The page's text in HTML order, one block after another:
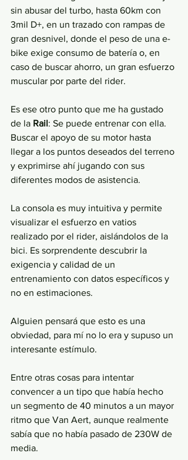
sin abusar del turbo, hasta 60km con
3mil D+, en un trazado con rampas de
gran desnivel, donde el peso de una e-
bike exige consumo de batería o, en
caso de buscar ahorro, un gran esfuerzo
muscular por parte del rider.
Es ese otro punto que me ha gustado
de la Rail: Se puede entrenar con ella.
Buscar el apoyo de su motor hasta
llegar a los puntos deseados del terreno
y exprimirse ahí jugando con sus
diferentes modos de asistencia.
La consola es muy intuitiva y permite
visualizar el esfuerzo en vatios
realizado por el rider, aislándolos de la
bici. Es sorprendente descubrir la
exigencia y calidad de un
entrenamiento con datos específicos y
no en estimaciones.
Alguien pensará que esto es una
obviedad, para mí no lo era y supuso un
interesante estímulo.
Entre otras cosas para intentar
convencer a un tipo que había hecho
un segmento de 40 minutos a un mayor
ritmo que Van Aert, aunque realmente
sabía que no había pasado de 230W de
media.